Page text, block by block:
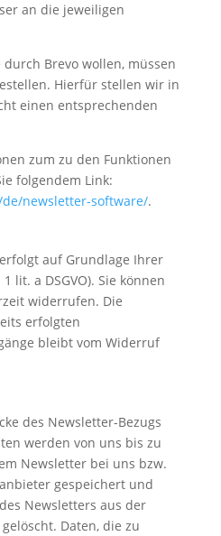
an die jeweiligen
durch Brevo wollen, müssen
Hierfür stellen wir in
einen entsprechenden
zum zu den Funktionen
folgendem Link:
newsletter-software/.
auf Grundlage Ihrer
lit. a DSGVO). Sie können
widerrufen. Die
erfolgten
bleibt vom Widerruf
des Newsletter-Bezugs
werden von uns bis zu
Newsletter bei uns bzw.
gespeichert und
Newsletters aus der
Daten, die zu